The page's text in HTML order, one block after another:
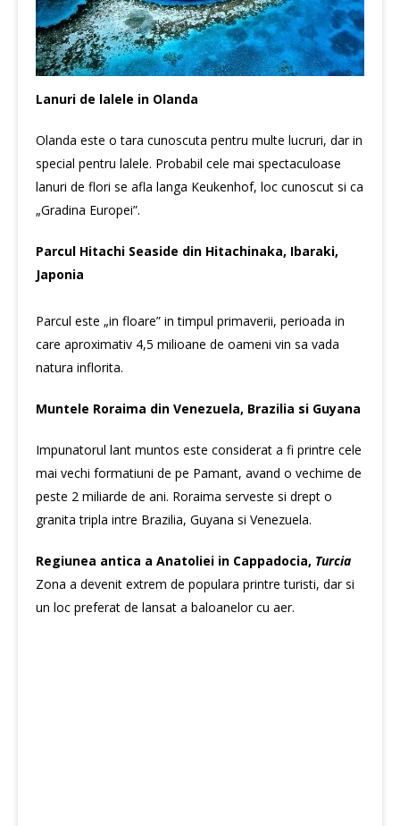
Lanuri de lalele in Olanda
Olanda este o tara cunoscuta pentru multe lucruri, dar in
special pentru lalele. Probabil cele mai spectaculoase
lanuri de flori se afla langa Keukenhof, loc cunoscut si ca
„Gradina Europei”.
Parcul Hitachi Seaside din Hitachinaka, Ibaraki,
Japonia
Parcul este „in floare” in timpul primaverii, perioada in
care aproximativ 4,5 milioane de oameni vin sa vada
natura inflorita.
Muntele Roraima din Venezuela, Brazilia si Guyana
Impunatorul lant muntos este considerat a fi printre cele
mai vechi formatiuni de pe Pamant, avand o vechime de
peste 2 miliarde de ani. Roraima serveste si drept o
granita tripla intre Brazilia, Guyana si Venezuela.
Regiunea antica a Anatoliei in Cappadocia, Turcia
Zona a devenit extrem de populara printre turisti, dar si
un loc preferat de lansat a baloanelor cu aer.